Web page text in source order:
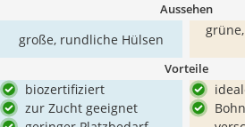
Aussehen
große, rundliche Hülsen
Vorteile
biozertifiziert
zur Zucht geeignet